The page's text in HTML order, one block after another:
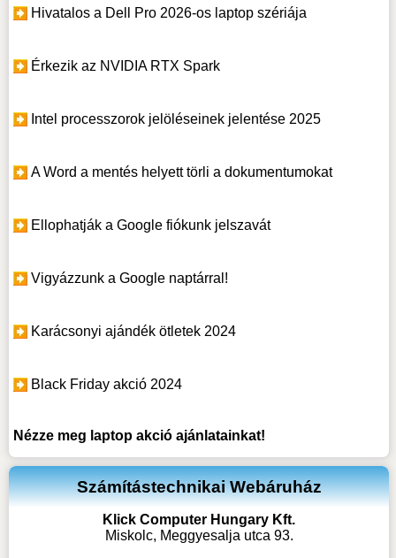
Hivatalos a Dell Pro 2026-os laptop szériája
Érkezik az NVIDIA RTX Spark
Intel processzorok jelöléseinek jelentése 2025
A Word a mentés helyett törli a dokumentumokat
Ellophatják a Google fiókunk jelszavát
Vigyázzunk a Google naptárral!
Karácsonyi ajándék ötletek 2024
Black Friday akció 2024
Nézze meg laptop akcióajánlatainkat!
Számítástechnikai Webáruház
Klick Computer Hungary Kft.
Miskolc, Meggyesalja utca 93.